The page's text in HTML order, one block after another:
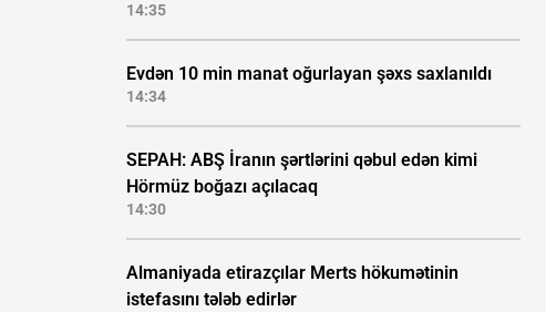
14:35
Evdən 10 min manat oğurlayan şəxs saxlanıldı
14:34
SEPAH: ABŞ İranın şərtlərini qəbul edən kimi
Hörmüz boğazı açılacaq
14:30
Almaniyada etirazçılar Merts hökumətinin
istefasını tələb edirlər